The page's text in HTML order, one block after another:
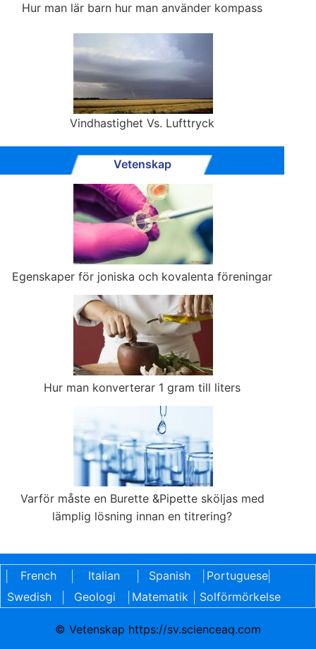
Hur man lär barn hur man använder kompass
Vindhastighet Vs. Lufttryck
Vetenskap
Egenskaper för joniska och kovalenta föreningar
Hur man konverterar 1 gram till liters
Varför måste en Burette &Pipette sköljas med
lämplig lösning innan en titrering?
French Italian Spanish Portuguese|
Swedish
Geologi Matematik Solförmörkelse
© Vetenskap https://sv.scienceaq.com